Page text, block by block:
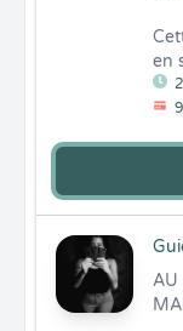
en
AU